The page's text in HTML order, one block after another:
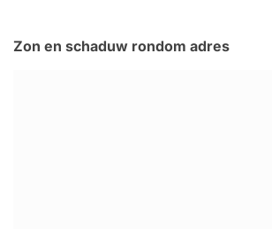
Zon en schaduw rondom adres